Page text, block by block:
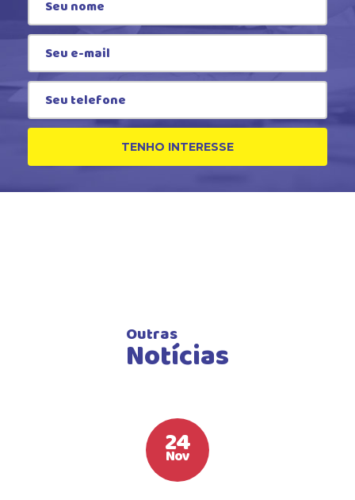
TENHO INTERESSE
Outras
Notícias
24
Nov